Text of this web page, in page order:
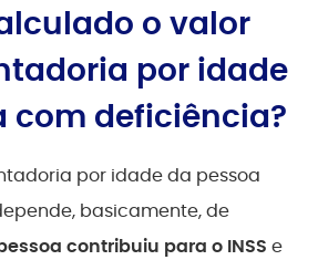
o valor
por idade
com deficiência?
por idade da pessoa
basicamente, de
contribuiu para o INSS e